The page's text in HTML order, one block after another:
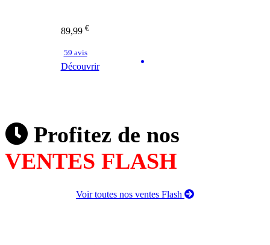
89,99 €
59 avis
Découvrir
Profitez de nos
VENTES FLASH
Voir toutes nos ventes Flash